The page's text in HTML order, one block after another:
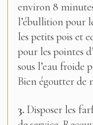
environ 8
l’ébullition pour
les petits pois et
pour les pointes
sous l’eau froide
Bien égoutter de
3. Disposer les